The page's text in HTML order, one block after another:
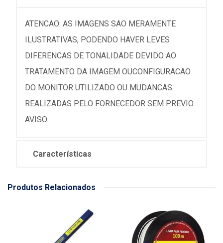
ATENCAO: AS IMAGENS SAO MERAMENTE
ILUSTRATIVAS, PODENDO HAVER LEVES
DIFERENCAS DE TONALIDADE DEVIDO AO
TRATAMENTO DA IMAGEM OUCONFIGURACAO
DO MONITOR UTILIZADO OU MUDANCAS
REALIZADAS PELO FORNECEDOR SEM PREVIO
AVISO.
Características
Produtos Relacionados